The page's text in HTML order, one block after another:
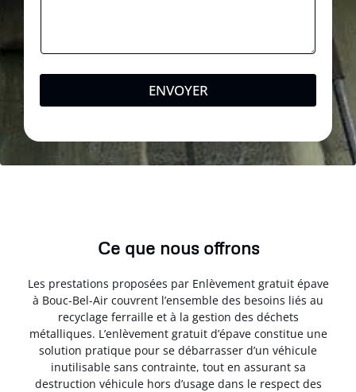
ENVOYER
Ce que nous offrons
Les prestations proposées par Enlèvement gratuit épave
à Bouc-Bel-Air couvrent l’ensemble des besoins liés au
recyclage ferraille et à la gestion des déchets
métalliques. L’enlèvement gratuit d’épave constitue une
solution pratique pour se débarrasser d’un véhicule
inutilisable sans contrainte, tout en assurant sa
destruction véhicule hors d’usage dans le respect des